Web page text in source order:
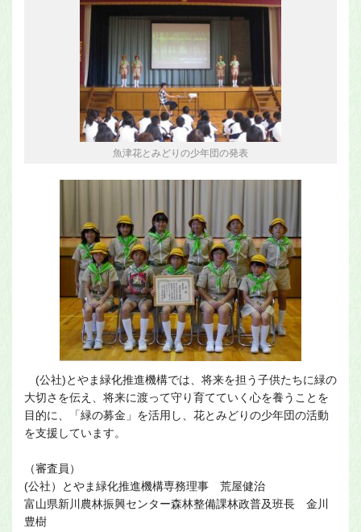
魚津花とみどりの少年団の発表
(公社)とやま緑化推進機構では、将来を担う子供たちに緑の
大切さを伝え、将来に渡って守り育てていく心を養うことを
目的に、「緑の募金」を活用し、花とみどりの少年団の活動
を支援しています。
（審査員）
(公社）とやま緑化推進機構専務理事 荒屋健治
富山県新川農林振興センター森林整備課林政普及班長 金川
豊樹